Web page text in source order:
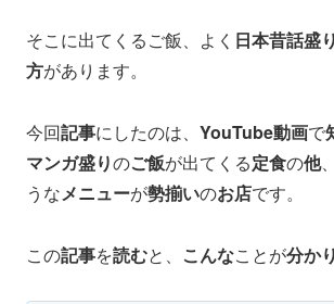
そこに出てくるご飯、よく 日本昔話盛り
方があります。
今回記事にしたのは、 YouTube動画で
マンガ盛りのご飯が出てくる定食の他、
うなメニューが勢揃いのお店です。
この記事を読むと、 こんなことが分かり